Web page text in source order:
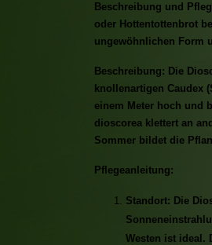
Beschreibung und
oder Hottentottenbrot
ungewöhnlichen Form
Beschreibung: Die
knollenartigen Caudex
einem Meter hoch und
dioscorea klettert an
Sommer bildet die
Pflegeanleitung:
Standort: Die
Westen ist ideal.